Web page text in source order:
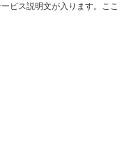
ビス説明文が入ります。ここ